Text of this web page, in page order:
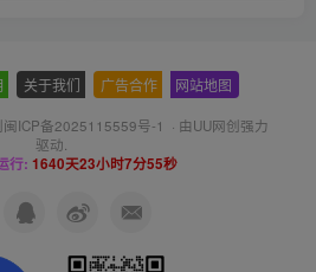
关于我们 广告合作 网站地图
闽ICP备2025115559号-1 · 由UU网创强力
驱动.
行: 1640天23小时7分55秒